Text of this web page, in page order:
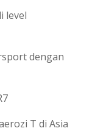
level
dengan
T di Asia